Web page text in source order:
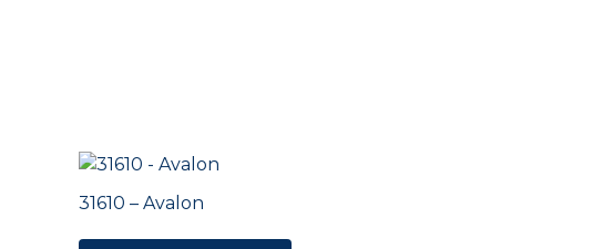
31610 – Avalon